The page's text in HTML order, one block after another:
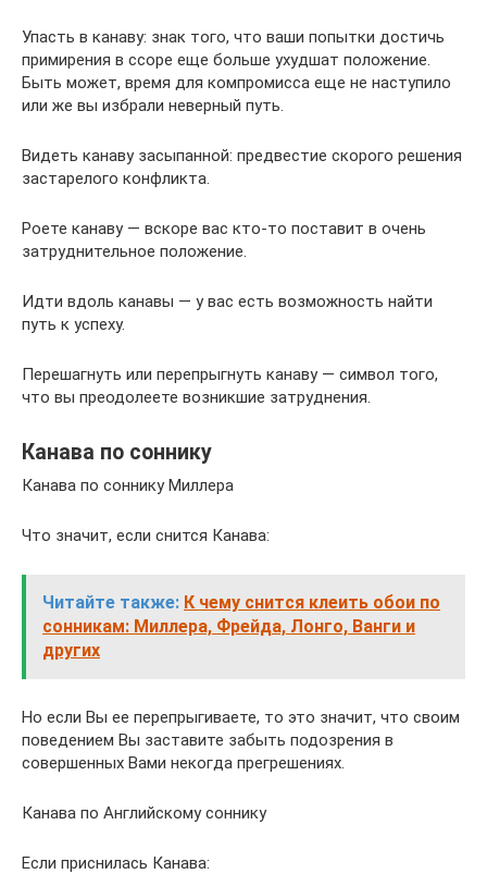
Упасть в канаву: знак того, что ваши попытки достичь
примирения в ссоре еще больше ухудшат положение.
Быть может, время для компромисса еще не наступило
или же вы избрали неверный путь.
Видеть канаву засыпанной: предвестие скорого решения
застарелого конфликта.
Роете канаву — вскоре вас кто-то поставит в очень
затруднительное положение.
Идти вдоль канавы — у вас есть возможность найти
путь к уcпexy.
Перешагнуть или перепрыгнуть канаву — символ того,
что вы преодолеете возникшие затруднения.
Канава по соннику
Канава по соннику Миллера
Что значит, если снится Канава:
Читайте также: К чему снится клеить обои по
сонникам: Миллера, Фрейда, Лонго, Ванги и
других
Но если Вы ее перепрыгиваете, то это значит, что своим
поведением Вы заставите забыть подозрения в
совершенных Вами некогда прегрешениях.
Канава по Английскому соннику
Если приснилась Канава: